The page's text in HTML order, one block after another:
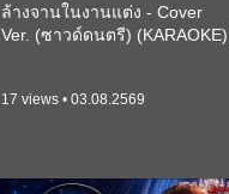
ล้างจานในงานแต่ง - Cover
Ver. (ซาวด์ดนตรี) (KARAOKE)
17 views • 03.08.2569